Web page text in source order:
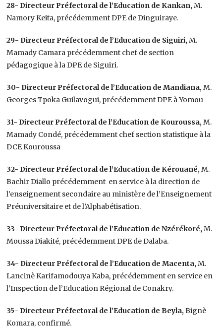
28- Directeur Préfectoral de l’Education de Kankan, M.
Namory Keita, précédemment DPE de Dinguiraye.
29- Directeur Préfectoral de l’Education de Siguiri, M.
Mamady Camara précédemment chef de section
pédagogique à la DPE de Siguiri.
30- Directeur Préfectoral de l’Education de Mandiana, M.
Georges Tpoka Guilavogui, précédemment DPE à Yomou
31- Directeur Préfectoral de l’Education de Kouroussa, M.
Mamady Condé, précédemment chef section statistique à la
DCE Kouroussa
32- Directeur Préfectoral de l’Education de Kérouané, M.
Bachir Diallo précédemment en service à la direction de
l’enseignement secondaire au ministère de l’Enseignement
Préuniversitaire et de l’Alphabétisation.
33- Directeur Préfectoral de l’Education de Nzérékoré, M.
Moussa Diakité, précédemment DPE de Dalaba.
34- Directeur Préfectoral de l’Education de Macenta, M.
Lancinè Karifamodouya Kaba, précédemment en service en
l’Inspection de l’Education Régional de Conakry.
35- Directeur Préfectoral de l’Education de Beyla, Bignè
Komara, confirmé.